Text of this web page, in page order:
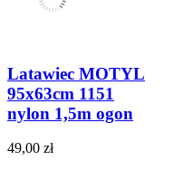
Latawiec MOTYL
95x63cm 1151
nylon 1,5m ogon
49,00 zł